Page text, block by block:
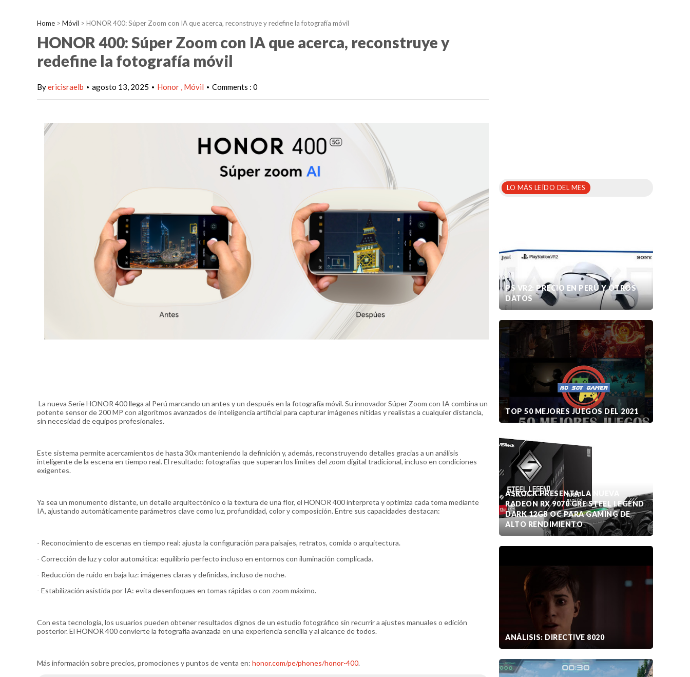
Home > Móvil > HONOR 400: Súper Zoom con IA que acerca, reconstruye y redefine la fotografía móvil
HONOR 400: Súper Zoom con IA que acerca, reconstruye y
redefine la fotografía móvil
Byericisraelb • agosto 13, 2025 • Honor Móvil • Comments : 0
La nueva Serie HONOR 400 llega al Perú marcando un antes y un después en la fotografía móvil. Su innovador Súper Zoom con IA combina un
potente sensor de 200 MP con algoritmos avanzados de inteligencia artificial para capturar imágenes nítidas y realistas a cualquier distancia,
sin necesidad de equipos profesionales.
Este sistema permite acercamientos de hasta 30x manteniendo la definición y, además, reconstruyendo detalles gracias a un análisis
inteligente de la escena en tiempo real. El resultado: fotografías que superan los límites del zoom digital tradicional, incluso en condiciones
exigentes.
Ya sea un monumento distante, un detalle arquitectónico o la textura de una flor, el HONOR 400 interpreta y optimiza cada toma mediante
IA, ajustando automáticamente parámetros clave como luz, profundidad, color y composición. Entre sus capacidades destacan:
- Reconocimiento de escenas en tiempo real: ajusta la configuración para paisajes, retratos, comida o arquitectura.
- Corrección de luz y color automática: equilibrio perfecto incluso en entornos con iluminación complicada.
- Reducción de ruido en baja luz: imágenes claras y definidas, incluso de noche.
- Estabilización asistida por IA: evita desenfoques en tomas rápidas o con zoom máximo.
Con esta tecnología, los usuarios pueden obtener resultados dignos de un estudio fotográfico sin recurrir a ajustes manuales o edición
posterior. El HONOR 400 convierte la fotografía avanzada en una experiencia sencilla y al alcance de todos.
Más información sobre precios, promociones y puntos de venta en: honor.com/pe/phones/honor-400.
LO MÁS LEÍDO DEL MES
PS VR2: PRECIO EN PERÚ Y OTROS
DATOS
TOP 50 MEJORES JUEGOS DEL 2021
ASROCK PRESENTA LA NUEVA
RADEON RX 9070 GRE STEEL LEGEND
DARK 12GB OC PARA GAMING DE
ALTO RENDIMIENTO
ANÁLISIS: DIRECTIVE 8020